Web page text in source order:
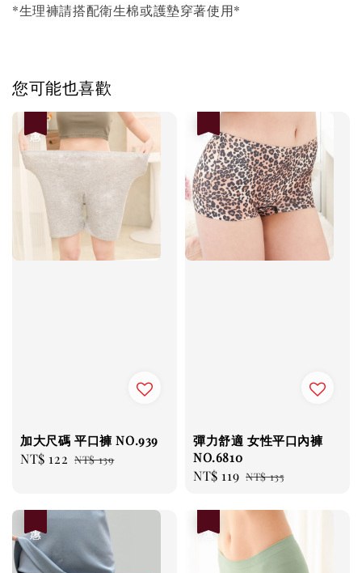
*生理褲請搭配衛生棉或護墊穿著使用*
您可能也喜歡
加大尺碼 平口褲 NO.939
Sale
NT$ 122 Regular
NT$ 139
彈力舒適 女性平口內褲
NO.6810
Sale
NT$ 119 Regular
NT$ 135